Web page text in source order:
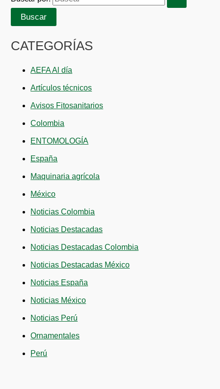
CATEGORÍAS
AEFA Al día
Artículos técnicos
Avisos Fitosanitarios
Colombia
ENTOMOLOGÍA
España
Maquinaria agrícola
México
Noticias Colombia
Noticias Destacadas
Noticias Destacadas Colombia
Noticias Destacadas México
Noticias España
Noticias México
Noticias Perú
Ornamentales
Perú